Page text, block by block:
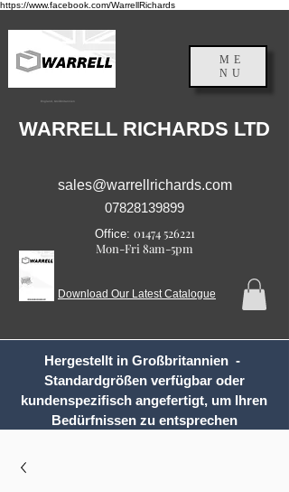
https://www.facebook.com/WarrellRichards
England, Großbritannien
ME
NU
WARRELL RICHARDS LTD
sales@warrellrichards.com
07828139899
Office: 01474 526221
Mon-Fri 8am-5pm
Download Our Latest Catalogue
Hergestellt in Großbritannien -
Standardgrößen verfügbar oder
kundenspezifisch angefertigt, um Ihren
Bedürfnissen zu entsprechen